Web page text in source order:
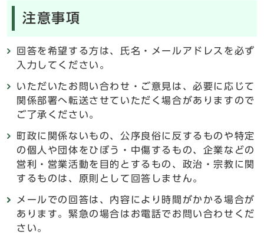
注意事項
回答を希望する方は、氏名・メールアドレスを必ず
入力してください。
いただいたお問い合わせ・ご意見は、必要に応じて
関係部署へ転送させていただく場合がありますので
ご了承ください。
町政に関係ないもの、公序良俗に反するものや特定
の個人や団体をひぼう・中傷するもの、企業などの
営利・営業活動を目的とするもの、政治・宗教に関
するものは、原則として回答しません。
メールでの回答は、内容により時間がかかる場合が
あります。緊急の場合はお電話でお問い合わせくだ
さい。